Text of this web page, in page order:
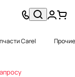
Carel